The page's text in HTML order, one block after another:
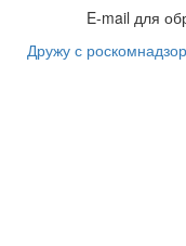
E-mail для
Дружу с